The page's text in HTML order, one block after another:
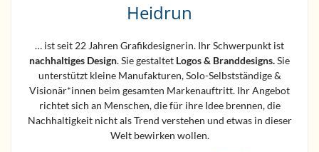
Heidrun
… ist seit 22 Jahren Grafikdesignerin. Ihr Schwerpunkt ist
nachhaltiges Design. Sie gestaltet Logos & Branddesigns.Sie
unterstützt kleine Manufakturen, Solo-Selbstständige &
Visionär*innen beim gesamten Markenauftritt. Ihr Angebot
richtet sich an Menschen, die für ihre Idee brennen, die
Nachhaltigkeit nicht als Trend verstehen und etwas in dieser
Welt bewirken wollen.